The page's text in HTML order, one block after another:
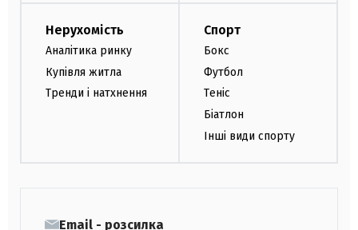
Нерухомість
Аналітика ринку
Купівля житла
Тренди і натхнення
Спорт
Бокс
Футбол
Теніс
Біатлон
Інші види спорту
Email - розсилка